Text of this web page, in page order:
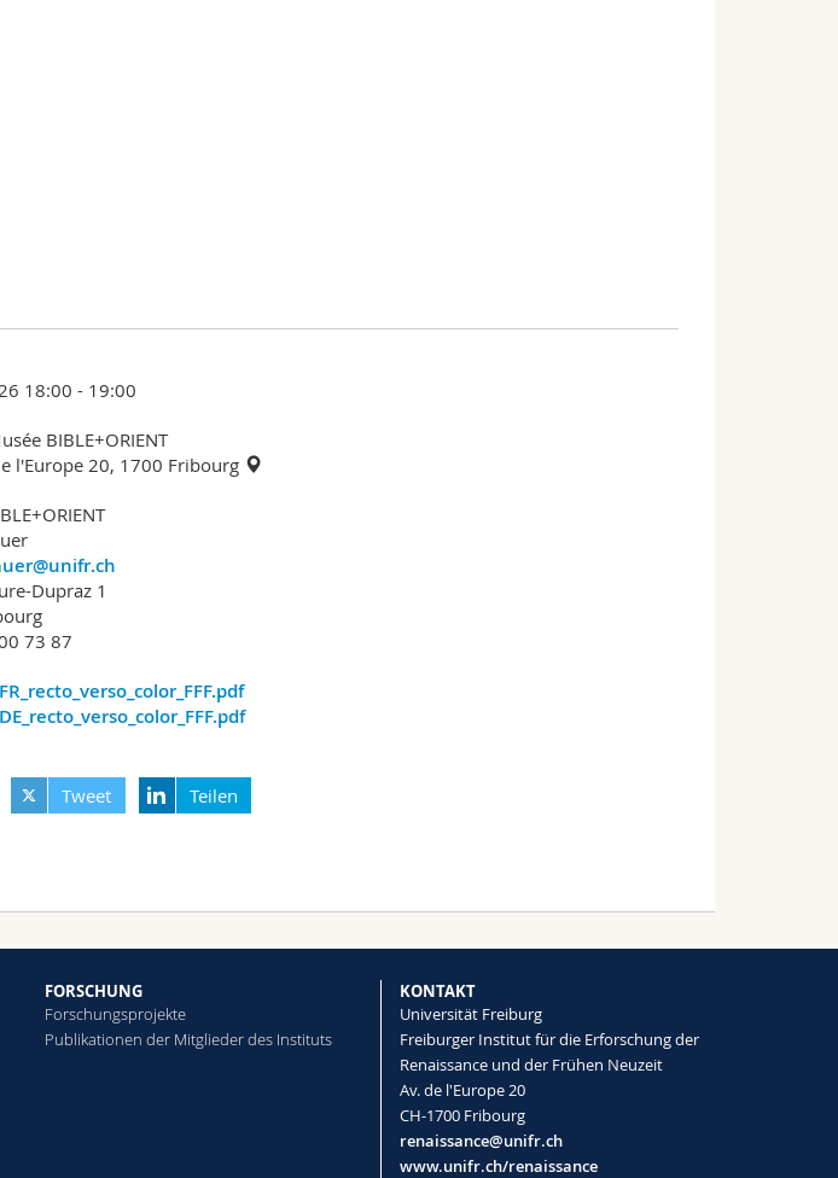
18:00 - 19:00
BIBLE+ORIENT
l'Europe 20, 1700 Fribourg
Dupraz 1
73 87
Tweet Teilen
FORSCHUNG
Forschungsprojekte
Publikationen der Mitglieder des Instituts
KONTAKT
Universität Freiburg
Freiburger Institut für die Erforschung der
Renaissance und der Frühen Neuzeit
Av. de l'Europe 20
CH-1700 Fribourg
renaissance@unifr.ch
www.unifr.ch/renaissance